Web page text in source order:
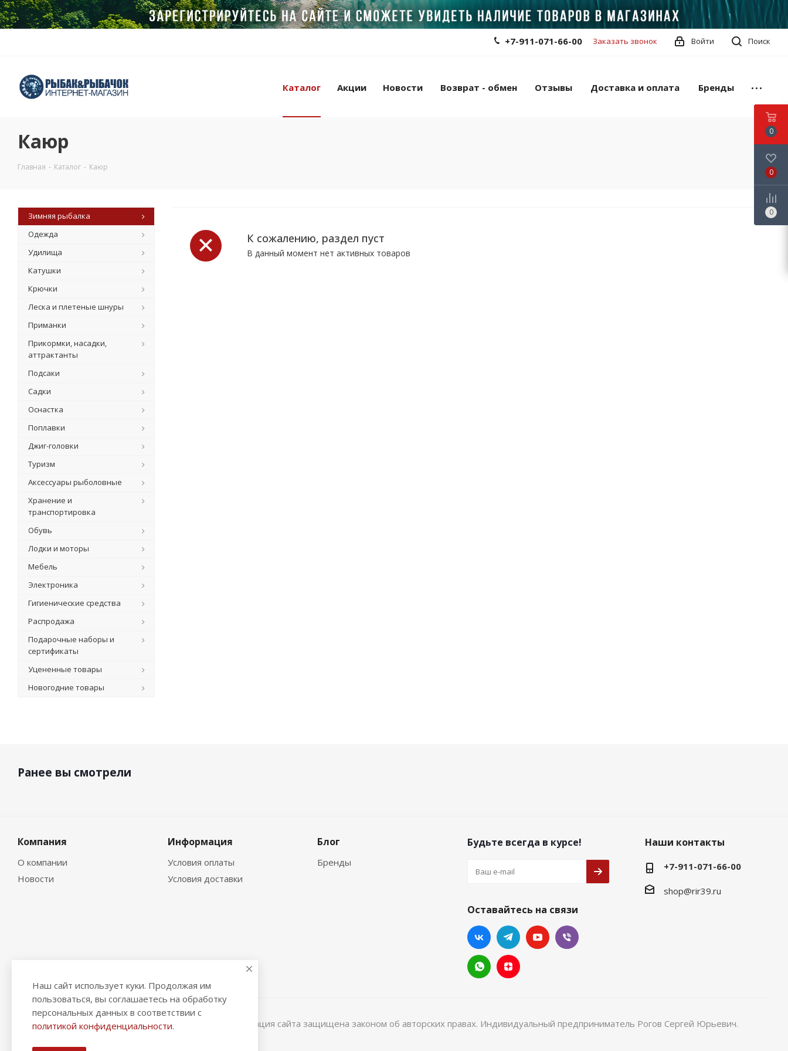
Поиск
Войти
+7-911-071-66-00 Заказать звонок
Каталог Акции Новости Возврат - обмен Отзывы Доставка и оплата Бренды
Каюр
Главная - Каталог - Каюр
К сожалению, раздел пуст
В данный момент нет активных товаров
Зимняя рыбалка
Одежда
Удилища
Катушки
Крючки
Леска и плетеные шнуры
Приманки
Прикормки, насадки,
аттрактанты
Подсаки
Садки
Оснастка
Поплавки
Джиг-головки
Туризм
Аксессуары рыболовные
Хранение и
транспортировка
Обувь
Лодки и моторы
Мебель
Электроника
Гигиенические средства
Распродажа
Подарочные наборы и
сертификаты
Уцененные товары
Новогодние товары
Ранее вы смотрели
Компания
О компании
Новости
Информация
Условия оплаты
Условия доставки
Блог
Бренды
Будьте всегда в курсе!
Оставайтесь на связи
Наши контакты
+7-911-071-66-00
shop@rir39.ru
2026 © "Рыбак и Рыбачок" - интернет-магазин Информация сайта защищена законом об авторских правах. Индивидуальный предприниматель Рогов Сергей Юрьевич.
0
0
0
Наш сайт использует куки. Продолжая им
пользоваться, вы соглашаетесь на обработку
персональных данных в соответствии с
политикой конфиденциальности.